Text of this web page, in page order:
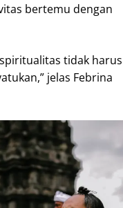
bertemu dengan
tidak harus
jelas Febrina